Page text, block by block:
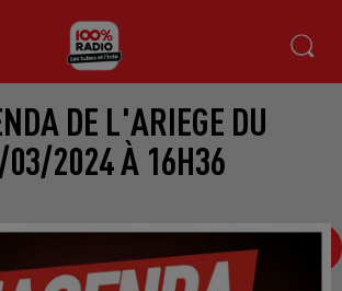
DE L'ARIEGE DU
2024 À 16H36